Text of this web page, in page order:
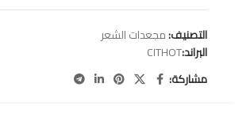
التصنيف:مجعدات الشعر
البراند:CITHOT
مشاركة: